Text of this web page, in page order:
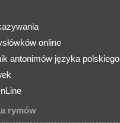
online
antonimów języka polskiego
rymów